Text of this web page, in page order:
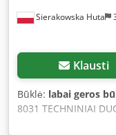
Sierakowska Huta
Klausti
Būklė: labai geros
8031 TECHNINIAI
veleno darbinis